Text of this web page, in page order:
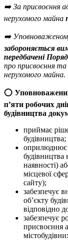
➡️ За присвоєння
нерухомого майна
➡️
забороняється
передбачені
про присвоєння та
нерухомого майна.
⭕️
п’яти робочих
будівництва
приймає
будівництва;
оприлюднює
будівництва
наявності)
місцевої
сайту);
забезпечує
об’єкту
відповідно
забезпечує
присвоєння